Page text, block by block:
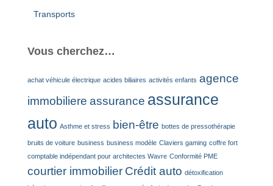
Transports
Vous cherchez…
achat véhicule électrique acides biliaires activités enfants agence
immobiliere assurance assurance
auto Asthme et stress bien-être bottes de pressothérapie
bruits de voiture business business modèle Claviers gaming coffre fort
comptable indépendant pour architectes Wavre Conformité PME
courtier immobilier Crédit auto détoxification